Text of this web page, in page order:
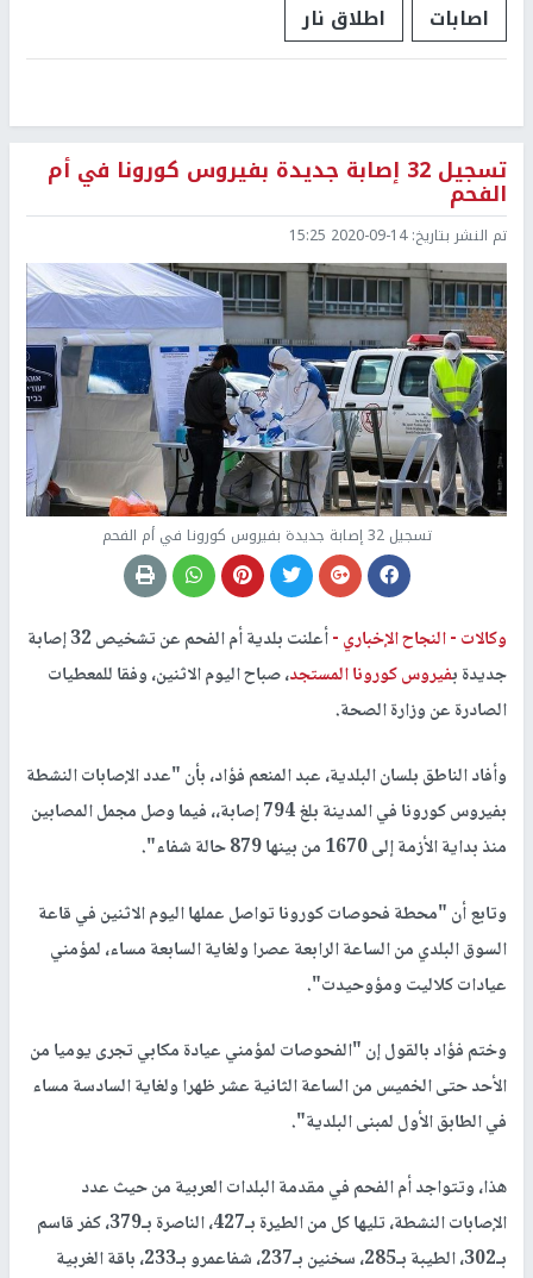
اصابات
اطلاق نار
تسجيل 32 إصابة جديدة بفيروس كورونا في أم
الفحم
تم النشر بتاريخ:2020-09-14 15:25
تسجيل 32 إصابة جديدة بفيروس كورونا في أم الفحم
وكالات -النجاح الإخباري -
أعلنت بلدية أم الفحم عن تشخيص 32 إصابة
جديدة بفيروس كورونا المستجد، صباح اليوم الاثنين، وفقا للمعطيات
الصادرة عن وزارة الصحة.
وأفاد الناطق بلسان البلدية، عبد المنعم فؤاد، بأن "عدد الإصابات النشطة
بفيروس كورونا في المدينة بلغ 794 إصابة،، فيما وصل مجمل المصابين
منذ بداية الأزمة إلى 1670 من بينها 879 حالة شفاء".
وتابع أن "محطة فحوصات كورونا تواصل عملها اليوم الاثنين في قاعة
السوق البلدي من الساعة الرابعة عصرا ولغاية السابعة مساء، لمؤمني
عيادات كلاليت ومؤوحيدت".
وختم فؤاد بالقول إن "الفحوصات لمؤمني عيادة مكابي تجرى يوميا من
الأحد حتى الخميس من الساعة الثانية عشر ظهرا ولغاية السادسة مساء
في الطابق الأول لمبنى البلدية".
هذا، وتتواجد أم الفحم في مقدمة البلدات العربية من حيث عدد
الإصابات النشطة، تليها كل من الطيرة بـ427، الناصرة بـ379، كفر قاسم
بـ302، الطيبة بـ285، سخنين بـ237، شفاعمرو بـ233، باقة الغربية